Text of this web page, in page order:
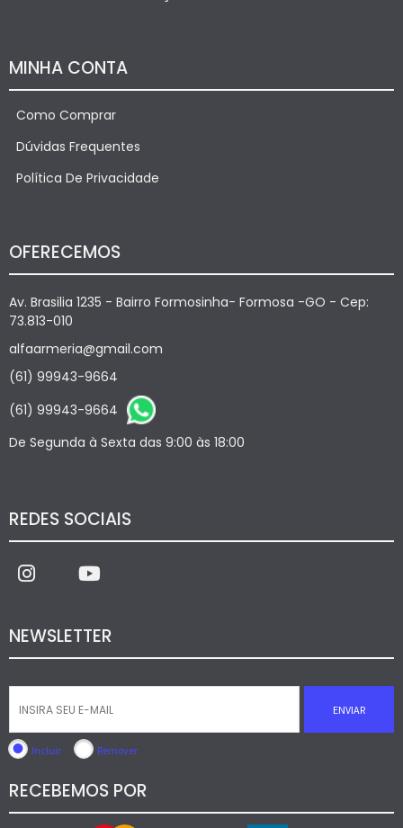
MINHA CONTA
Como Comprar
Dúvidas Frequentes
Política De Privacidade
OFERECEMOS
Av. Brasilia 1235 - Bairro Formosinha- Formosa -GO - Cep:
73.813-010
alfaarmeria@gmail.com
(61) 99943-9664
(61) 99943-9664
De Segunda à Sexta das 9:00 às 18:00
REDES SOCIAIS
NEWSLETTER
ENVIAR
Incluir Remover
RECEBEMOS POR